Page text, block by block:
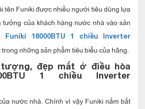
tên Funiki được nhiều người tiêu dùng lựa
tưởng của khách hàng nước nhà vào sản
Funiki 18000BTU 1 chiều Inverter
trong những sản phẩm tiêu biểu của hãng.
đẹp mắt ở điều hòa
1 chiều Inverter
nước nhà. Chính vì vậy Funiki nắm bắt